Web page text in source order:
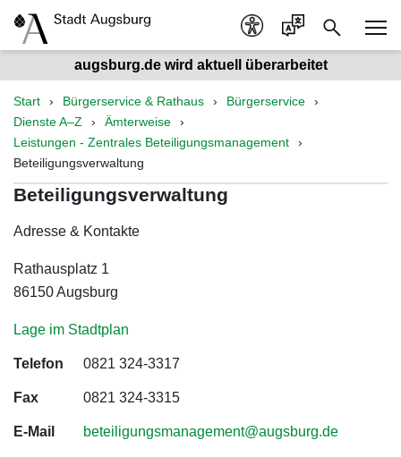
augsburg.de wird aktuell überarbeitet
Start Bürgerservice & Rathaus
Bürgerservice
Dienste A–Z
Ämterweise
Leistungen - Zentrales Beteiligungsmanagement
Beteiligungsverwaltung
Beteiligungsverwaltung
Adresse & Kontakte
Rathausplatz 1
86150 Augsburg
Lage im Stadtplan
Telefon 0821 324-3317
Fax 0821 324-3315
E-Mail beteiligungsmanagement@augsburg.de